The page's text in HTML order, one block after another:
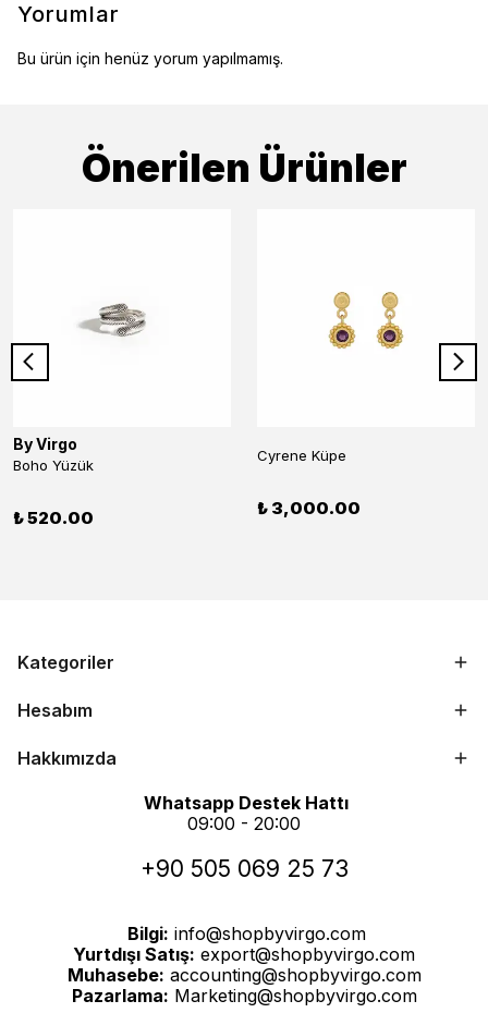
Yorumlar
Bu ürün için henüz yorum yapılmamış.
Önerilen Ürünler
By Virgo
Boho Yüzük
₺ 520.00
Cyrene Küpe
₺ 3,000.00
Kategoriler
Hesabım
Hakkımızda
Whatsapp Destek Hattı
09:00 - 20:00
+90 505 069 25 73
Bilgi: info@shopbyvirgo.com
Yurtdışı Satış: export@shopbyvirgo.com
Muhasebe: accounting@shopbyvirgo.com
Pazarlama: Marketing@shopbyvirgo.com